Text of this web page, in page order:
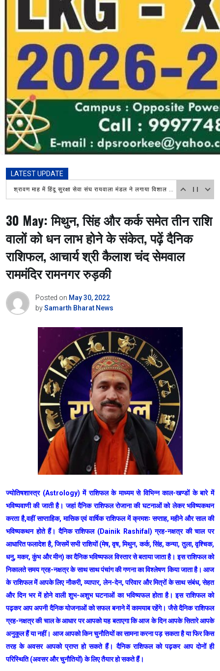
LATEST UPDATE
30 May: मिथुन, सिंह और कर्क समेत तीन राशि
वालों को धन लाभ होने के संकेत, पढ़ें दैनिक
राशिफल, आचार्य श्री कैलाश चंद सेमवाल
राममंदिर रामनगर रुड़की
Posted on May 30, 2022
bySamarth Bharat News
ज्योतिषशास्त्र (Astrology) में राशिफल के माध्यम से विभिन्न काल-खण्डों के बारे में
भविष्यवाणी की जाती है। जहां दैनिक राशिफल रोजाना की घटनाओं को लेकर भविष्यकथन
करता है,वहीं साप्ताहिक, मासिक एवं वार्षिक राशिफल में क्रमशः सप्ताह, महीने और साल की
भविष्यकथन होते हैं। दैनिक राशिफल (Dainik Rashifal) ग्रह-नक्षत्र की चाल पर
आधारित फलादेश है, जिसमें सभी राशियों (मेष, वृष, मिथुन, कर्क, सिंह, कन्या, तुला, वृश्चिक,
धनु, मकर, कुंभ और मीन) का दैनिक भविष्यफल विस्तार से बताया जाता है। इस राशिफल को
निकालते समय ग्रह-नक्षत्र के साथ साथ पंचांग की गणना का विश्लेषण किया जाता है। आज
के राशिफल में आपके लिए नौकरी, व्यापार, लेन-देन, परिवार और मित्रों के साथ संबंध, सेहत
और दिन भर में होने वाली शुभ-अशुभ घटनाओं का भविष्यफल होता है। इस राशिफल को
पढ़कर आप अपनी दैनिक योजनाओं को सफल बनाने में कामयाब रहेंगे। जैसे दैनिक राशिफल
ग्रह-नक्षत्र की चाल के आधार पर आपको यह बताएगा कि आज के दिन आपके सितारे आपके
अनुकूल हैं या नहीं। आज आपको किन चुनौतियों का सामना करना पड़ सकता है या फिर किस
तरह के अवसर आपको प्राप्त हो सकते हैं। दैनिक राशिफल को पढ़कर आप दोनों ही
परिस्थिति (अवसर और चुनौतियों) के लिए तैयार हो सकते हैं।